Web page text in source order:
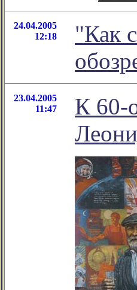
24.04.2005
12:18
"Как
23.04.2005
11:47
К 60-